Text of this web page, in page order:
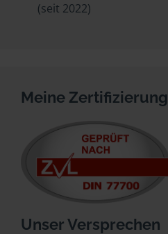
(seit 2022)
Meine Zertifizierung
Unser Versprechen